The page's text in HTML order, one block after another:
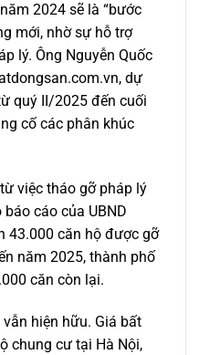
2024 sẽ là “bước
mới, nhờ sự hỗ trợ
lý. Ông Nguyễn Quốc
dự
quý II/2025 đến cuối
cố các phân khúc
việc tháo gỡ pháp lý
cáo của UBND
43.000 căn hộ được gỡ
năm 2025, thành phố
căn còn lại.
hiện hữu. Giá bất
chung cư tại Hà Nội,